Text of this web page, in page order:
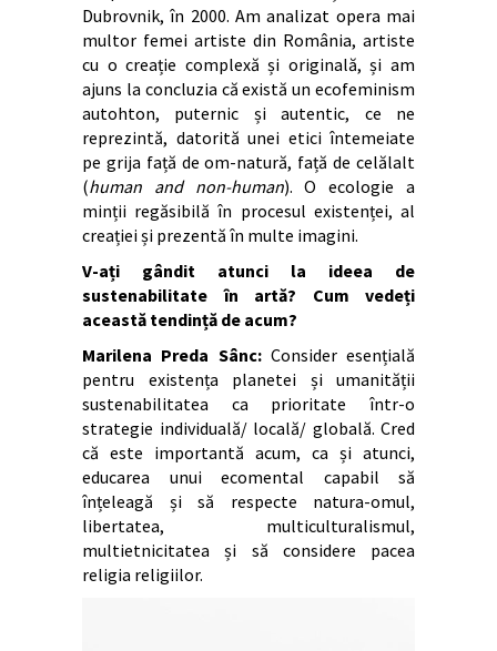
Dubrovnik, în 2000. Am analizat opera mai
multor femei artiste din România, artiste
cu o creație complexă și originală, și am
ajuns la concluzia că există un ecofeminism
autohton, puternic și autentic, ce ne
reprezintă, datorită unei etici întemeiate
pe grija față de om-natură, față de celălalt
(human and non-human). O ecologie a
minții regăsibilă în procesul existenței, al
creației și prezentă în multe imagini.
V-ați gândit atunci la ideea de
sustenabilitate în artă? Cum vedeți
această tendință de acum?
Marilena Preda Sânc:Consider esențială
pentru existența planetei și umanității
sustenabilitatea ca prioritate într-o
strategie individuală/ locală/ globală. Cred
că este importantă acum, ca și atunci,
educarea unui ecomental capabil să
înțeleagă și să respecte natura-omul,
libertatea, multiculturalismul,
multietnicitatea și să considere pacea
religia religiilor.